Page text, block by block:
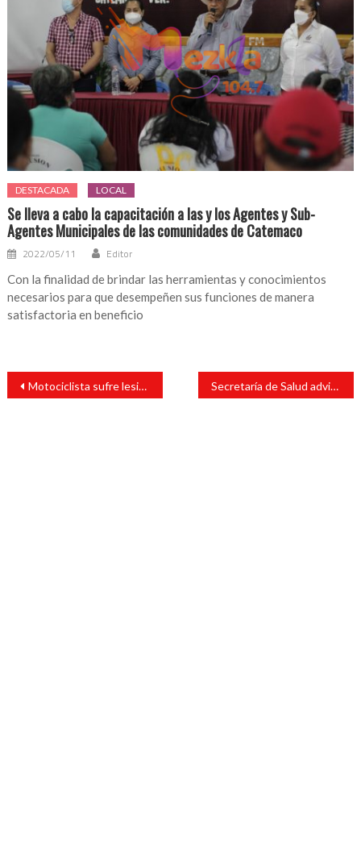
DESTACADA LOCAL
Se lleva a cabo la capacitación a las y los Agentes y Sub-
Agentes Municipales de las comunidades de Catemaco
2022/05/11 Editor
Con la finalidad de brindar las herramientas y conocimientos
necesarios para que desempeñen sus funciones de manera
satisfactoria en beneficio
Navegación
entradas
Motociclista sufre lesión en el rostro tras chocar fue a parar al civil Secretaría de Salud advierte por tarjeta de vacunación anticovid falsa